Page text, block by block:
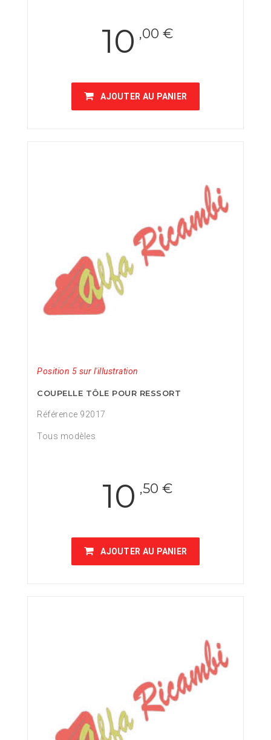
10 ,00 €
AJOUTER AU PANIER
Position 5 sur l'illustration
COUPELLE TÔLE POUR RESSORT
Référence 92017
Tous modèles
10 ,50 €
AJOUTER AU PANIER